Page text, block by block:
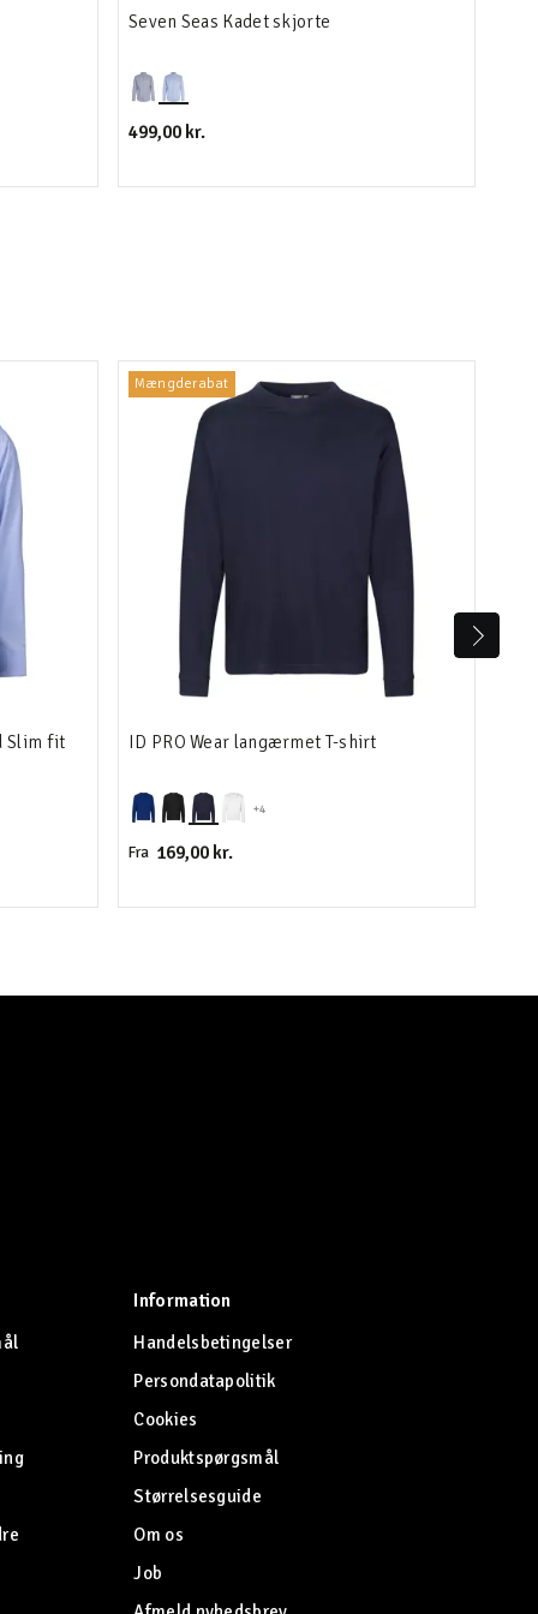
Seven Seas Kadet skjorte
499,00 kr.
Slim fit
Mængderabat
+4
ID PRO Wear langærmet T-shirt
Fra 169,00 kr.
Information
Handelsbetingelser
Persondatapolitik
Cookies
Produktspørgsmål
Størrelsesguide
Om os
Job